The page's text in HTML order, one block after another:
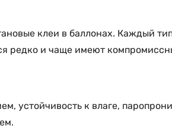
клеи в баллонах. Каждый
редко и чаще имеют
устойчивость к влаге,